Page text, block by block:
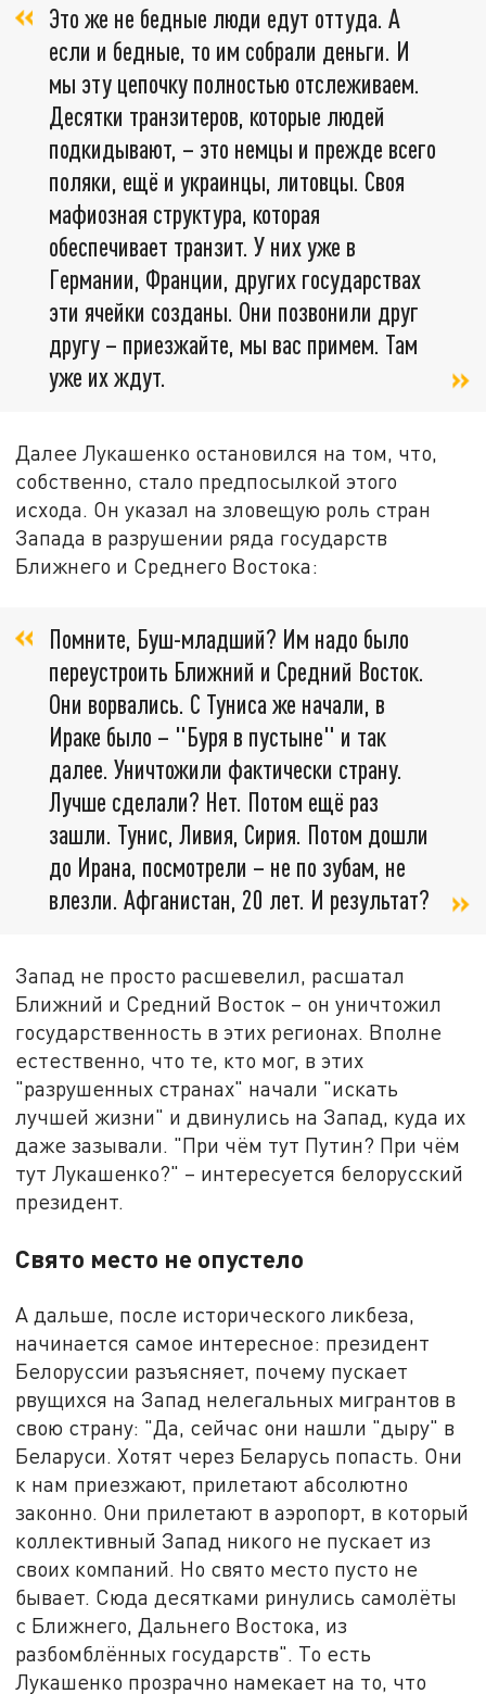
Это же не бедные люди едут оттуда. А
если и бедные, то им собрали деньги. И
мы эту цепочку полностью отслеживаем.
Десятки транзитеров, которые людей
подкидывают, – это немцы и прежде всего
поляки, ещё и украинцы, литовцы. Своя
мафиозная структура, которая
обеспечивает транзит. У них уже в
Германии, Франции, других государствах
эти ячейки созданы. Они позвонили друг
другу – приезжайте, мы вас примем. Там
уже их ждут.
Далее Лукашенко остановился на том, что,
собственно, стало предпосылкой этого
исхода. Он указал на зловещую роль стран
Запада в разрушении ряда государств
Ближнего и Среднего Востока:
Помните, Буш-младший? Им надо было
переустроить Ближний и Средний Восток.
Они ворвались. С Туниса же начали, в
Ираке было – "Буря в пустыне" и так
далее. Уничтожили фактически страну.
Лучше сделали? Нет. Потом ещё раз
зашли. Тунис, Ливия, Сирия. Потом дошли
до Ирана, посмотрели – не по зубам, не
влезли. Афганистан, 20 лет. И результат?
Запад не просто расшевелил, расшатал
Ближний и Средний Восток – он уничтожил
государственность в этих регионах. Вполне
естественно, что те, кто мог, в этих
"разрушенных странах" начали "искать
лучшей жизни" и двинулись на Запад, куда их
даже зазывали. "При чём тут Путин? При чём
тут Лукашенко?" – интересуется белорусский
президент.
Свято место не опустело
А дальше, после исторического ликбеза,
начинается самое интересное: президент
Белоруссии разъясняет, почему пускает
рвущихся на Запад нелегальных мигрантов в
свою страну: "Да, сейчас они нашли "дыру" в
Беларуси. Хотят через Беларусь попасть. Они
к нам приезжают, прилетают абсолютно
законно. Они прилетают в аэропорт, в который
коллективный Запад никого не пускает из
своих компаний. Но свято место пусто не
бывает. Сюда десятками ринулись самолёты
с Ближнего, Дальнего Востока, из
разбомблённых государств". То есть
Лукашенко прозрачно намекает на то, что